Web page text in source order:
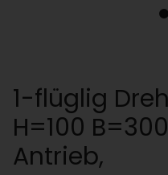
1-flüglig
H=100
Antrieb,